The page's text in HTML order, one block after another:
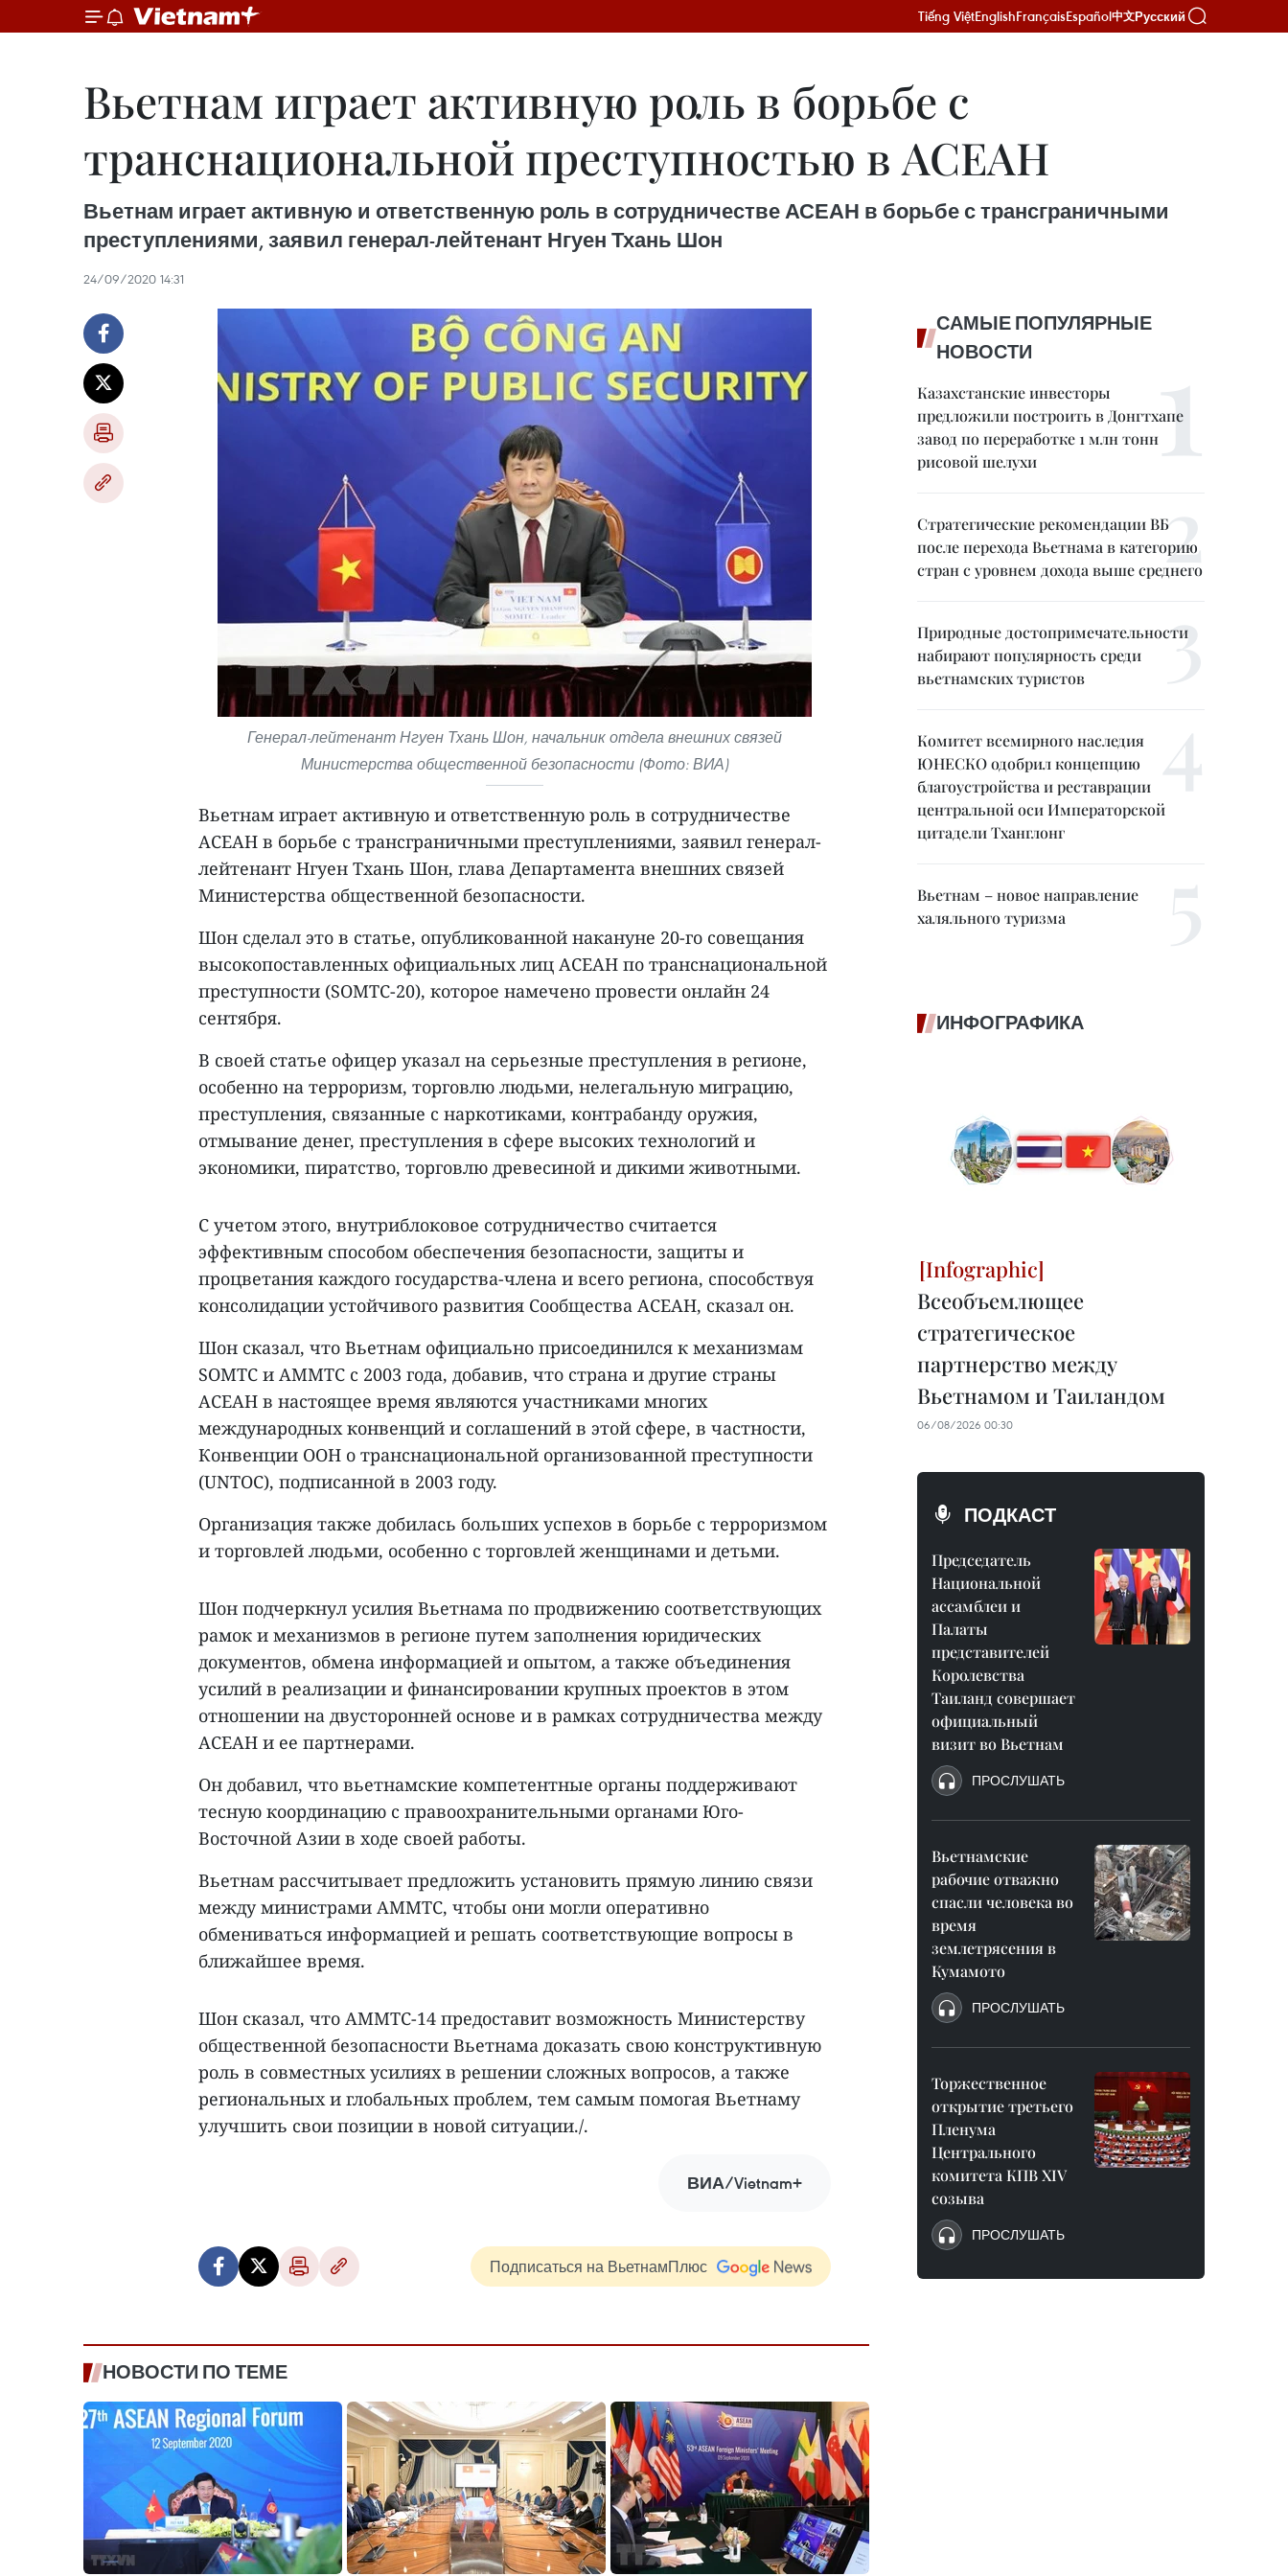
Tiếng ViệtEnglishFrançaisEspañol中文Русский
Вьетнам играет активную роль в борьбе с
транснациональной преступностью в АСЕАН
Вьетнам играет активную и ответственную роль в сотрудничестве АСЕАН в борьбе с трансграничными
преступлениями, заявил генерал-лейтенант Нгуен Тхань ­­Шон
24/09/2020 14:31
Генерал-лейтенант Нгуен Тхань Шон, начальник отдела внешних связей
Министерства общественной безопасности (Фото: ВИА)
Вьетнам играет активную и ответственную роль в сотрудничестве
АСЕАН в борьбе с трансграничными преступлениями, заявил генерал-
лейтенант Нгуен Тхань ­­Шон, глава Департамента внешних связей
Министерства общественной безопасности.
Шон сделал это в статье, опубликованной накануне 20-го совещания
высокопоставленных официальных лиц АСЕАН по транснациональной
преступности (SOMTC-20), которое намечено провести онлайн 24
сентября.
В своей статье офицер указал на серьезные преступления в регионе,
особенно на терроризм, торговлю людьми, нелегальную миграцию,
преступления, связанные с наркотиками, контрабанду оружия,
отмывание денег, преступления в сфере высоких технологий и
экономики, пиратство, торговлю древесиной и дикими животными.
С учетом этого, внутриблоковое сотрудничество считается
эффективным способом обеспечения безопасности, защиты и
процветания каждого государства-члена и всего региона, способствуя
консолидации устойчивого развития Сообщества АСЕАН, сказал он.
Шон сказал, что Вьетнам официально присоединился к механизмам
SOMTC и AMMTC с 2003 года, добавив, что страна и другие страны
АСЕАН в настоящее время являются участниками многих
международных конвенций и соглашений в этой сфере, в частности,
Конвенции ООН о транснациональной организованной преступности
(UNTOC), подписанной в 2003 году.
Организация также добилась больших успехов в борьбе с терроризмом
и торговлей людьми, особенно с торговлей женщинами и детьми.
Шон подчеркнул усилия Вьетнама по продвижению соответствующих
рамок и механизмов в регионе путем заполнения юридических
документов, обмена информацией и опытом, а также объединения
усилий в реализации и финансировании крупных проектов в этом
отношении на двусторонней основе и в рамках сотрудничества между
АСЕАН и ее партнерами.
Он добавил, что вьетнамские компетентные органы поддерживают
тесную координацию с правоохранительными органами Юго-
Восточной Азии в ходе своей работы.
Вьетнам рассчитывает предложить установить прямую линию связи
между министрами AMMTC, чтобы они могли оперативно
обмениваться информацией и решать соответствующие вопросы в
ближайшее время.
Шон сказал, что AMMTC-14 предоставит возможность Министерству
общественной безопасности Вьетнама доказать свою конструктивную
роль в совместных усилиях в решении сложных вопросов, а также
региональных и глобальных проблем, тем самым помогая Вьетнаму
улучшить свои позиции в новой ситуации./.
ВИА/Vietnam+
Подписаться на ВьетнамПлюс
НОВОСТИ ПО ТЕМЕ
САМЫЕ ПОПУЛЯРНЫЕ
НОВОСТИ
Казахстанские инвесторы
предложили построить в Донгтхапе
завод по переработке 1 млн тонн
рисовой шелухи
Стратегические рекомендации ВБ
после перехода Вьетнама в категорию
стран с уровнем дохода выше среднего
Природные достопримечательности
набирают популярность среди
вьетнамских туристов
Комитет всемирного наследия
ЮНЕСКО одобрил концепцию
благоустройства и реставрации
центральной оси Императорской
цитадели Тханглонг
Вьетнам – новое направление
халяльного туризма
ИНФОГРАФИКА
Всеобъемлющее
стратегическое
партнерство между
Вьетнамом и Таиландом
06/08/2026 00:30
ПОДКАСТ
Председатель
Национальной
ассамблеи и
Палаты
представителей
Королевства
Таиланд совершает
официальный
визит во Вьетнам
ПРОСЛУШАТЬ
Вьетнамские
рабочие отважно
спасли человека во
время
землетрясения в
Кумамото
ПРОСЛУШАТЬ
Торжественное
открытие третьего
Пленума
Центрального
комитета КПВ XIV
созыва
ПРОСЛУШАТЬ